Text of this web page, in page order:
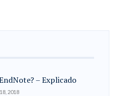
– Explicado
2018